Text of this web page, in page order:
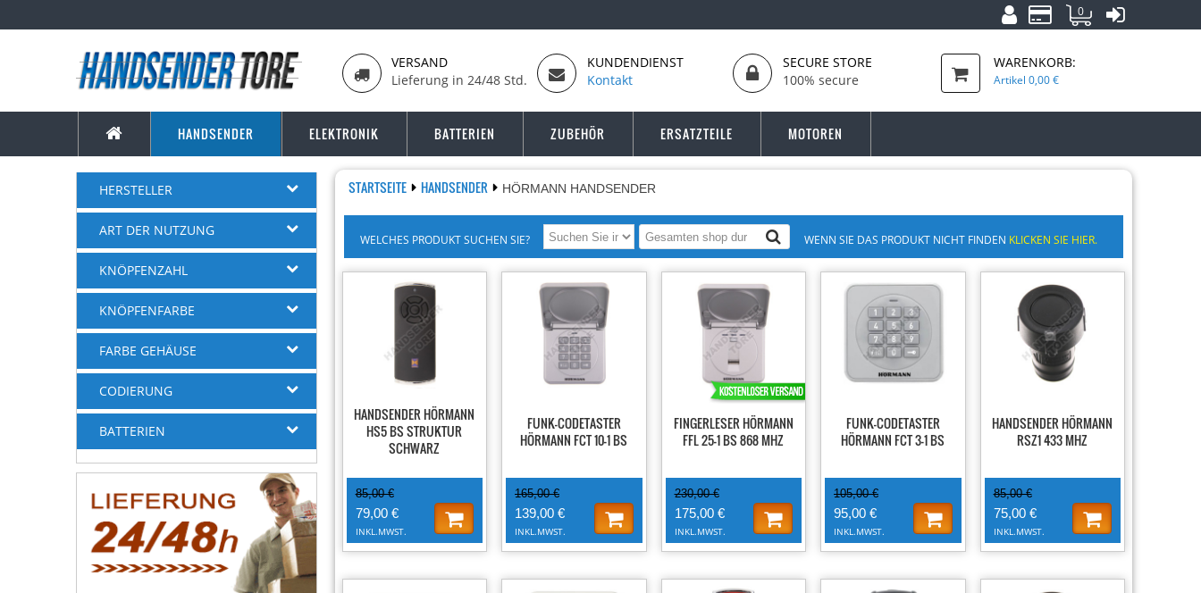
0
VERSAND
Lieferung in 24/48 Std.
KUNDENDIENST
Kontakt
SECURE STORE
100% secure
WARENKORB:
Artikel 0,00 €
HANDSENDER ELEKTRONIK BATTERIEN ZUBEHÖR ERSATZTEILE MOTOREN
HERSTELLER
ART DER NUTZUNG
KNÖPFENZAHL
KNÖPFENFARBE
FARBE GEHÄUSE
CODIERUNG
BATTERIEN
STARTSEITE HANDSENDER HÖRMANN HANDSENDER
WELCHES PRODUKT SUCHEN SIE? WENN SIE DAS PRODUKT NICHT FINDEN KLICKEN SIE HIER.
HANDSENDER HÖRMANN
HS5 BS STRUKTUR
SCHWARZ
85,00 €
79,00 €
INKL.MWST.
FUNK-CODETASTER
HÖRMANN FCT 10-1 BS
165,00 €
139,00 €
INKL.MWST.
FINGERLESER HÖRMANN
FFL 25-1 BS 868 MHZ
230,00 €
175,00 €
INKL.MWST.
FUNK-CODETASTER
HÖRMANN FCT 3-1 BS
105,00 €
95,00 €
INKL.MWST.
HANDSENDER HÖRMANN
RSZ1 433 MHZ
85,00 €
75,00 €
INKL.MWST.